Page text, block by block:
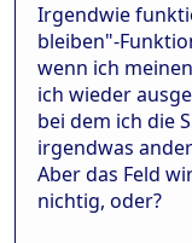
Irgendwie
bleiben"-
wenn ich
ich wieder
bei dem ich die
irgendwas
Aber das Feld
nichtig, oder?